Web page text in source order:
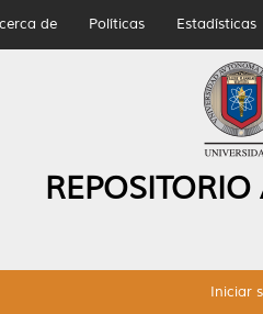
de Políticas Estadísticas
Iniciar